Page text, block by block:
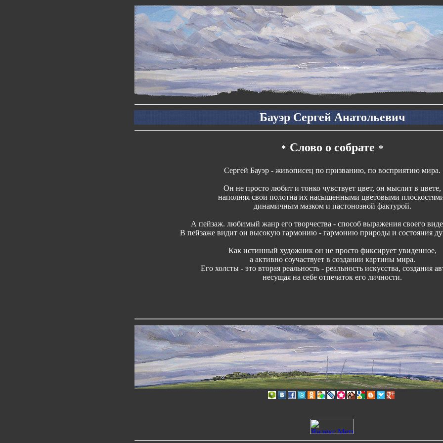
Бауэр Сергей Анатольевич
* Слово о собрате *
Сергей Бауэр - живописец по призванию, по восприятию мира.
Он не просто любит и тонко чувствует цвет, он мыслит в цвете,
наполняя свои полотна их насыщенными цветовыми
динамичным мазком и пастонозной фактурой.
А пейзаж. любимый жанр его творчества - способ выражения своего
В пейзаже видит он высокую гармонию - гармонию природы и состояния
Как истинный художник он не просто фиксирует увиденное,
а активно соучаствует в создании картины мира.
Его холсты - это вторая реальность - реальность искусства, создания
несущая на себе отпечаток его личности.